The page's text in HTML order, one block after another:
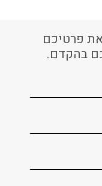
את פרטיכם
בהקדם.